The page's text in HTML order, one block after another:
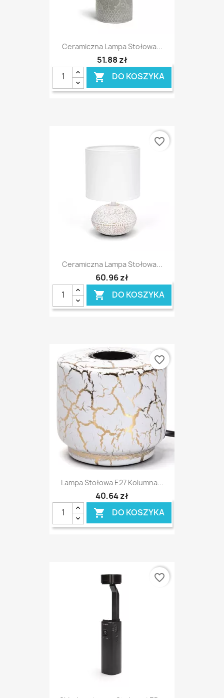
Ceramiczna Lampa Stołowa...
51,88 zł
 DO KOSZYKA
Ceramiczna Lampa Stołowa...
60,96 zł
 DO KOSZYKA
favorite_border
Lampa Stołowa E27 Kolumna...
40,64 zł
 DO KOSZYKA
favorite_border
favorite_border